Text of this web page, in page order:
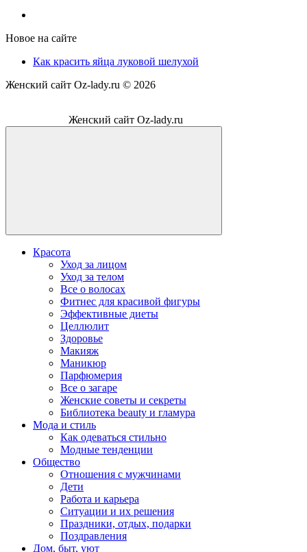
Новое на сайте
Как красить яйца луковой шелухой
Женский сайт Oz-lady.ru © 2026
Женский сайт Oz-lady.ru
Красота
Уход за лицом
Уход за телом
Все о волосах
Фитнес для красивой фигуры
Эффективные диеты
Целлюлит
Здоровье
Макияж
Маникюр
Парфюмерия
Все о загаре
Женские советы и секреты
Библиотека beauty и гламура
Мода и стиль
Как одеваться стильно
Модные тенденции
Общество
Отношения с мужчинами
Дети
Работа и карьера
Ситуации и их решения
Праздники, отдых, подарки
Поздравления
Дом, быт, уют